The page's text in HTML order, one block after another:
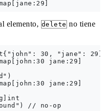
elemento, delete no tiene
30, "jane": 29}
jane:29]
jane:29]